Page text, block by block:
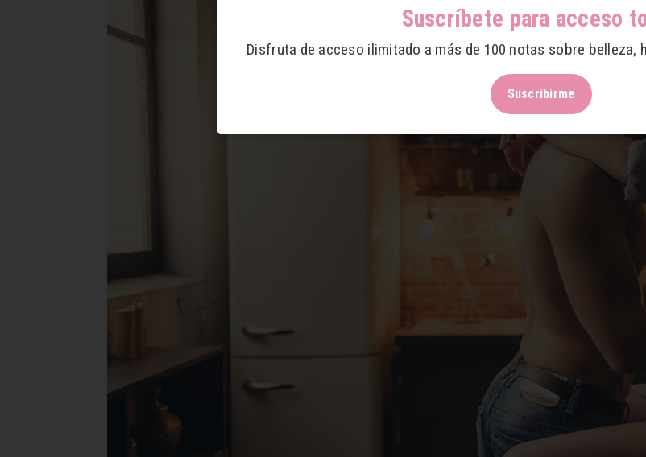
Suscríbete para acceso
Disfruta de acceso ilimitado a más de 100 notas sobre belleza,
Suscribirme